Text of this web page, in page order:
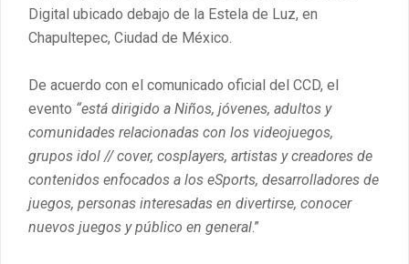
Digital ubicado debajo de la Estela de Luz, en
Chapultepec, Ciudad de México.
De acuerdo con el comunicado oficial del CCD, el
evento “está dirigido a Niños, jóvenes, adultos y
comunidades relacionadas con los videojuegos,
grupos idol // cover, cosplayers, artistas y creadores de
contenidos enfocados a los eSports, desarrolladores de
juegos, personas interesadas en divertirse, conocer
nuevos juegos y público en general.”